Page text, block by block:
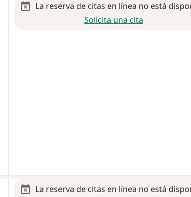
La reserva de citas en línea no está
Solicita una cita
La reserva de citas en línea no está